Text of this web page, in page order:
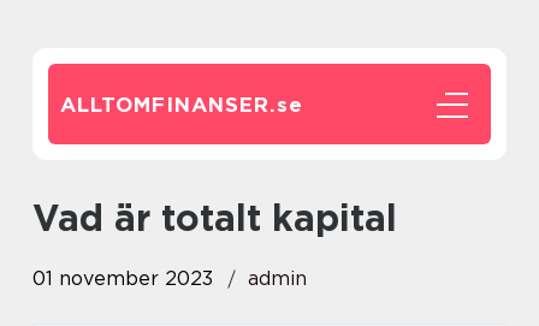
ALLTOMFINANSER.se
vad är totalt kapital
01 november 2023 admin